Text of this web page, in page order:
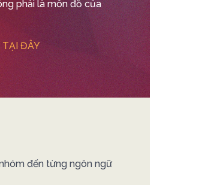
phải là môn đồ của
TẠI ĐÂY
đến từng ngôn ngữ